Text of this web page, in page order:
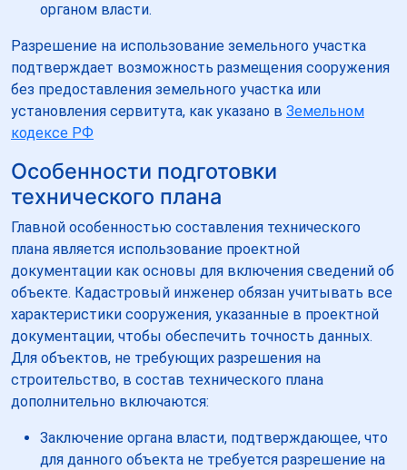
органом власти.
Разрешение на использование земельного участка
подтверждает возможность размещения сооружения
без предоставления земельного участка или
установления сервитута, как указано в Земельном
кодексе РФ
Особенности подготовки
технического плана
Главной особенностью составления технического
плана является использование проектной
документации как основы для включения сведений об
объекте. Кадастровый инженер обязан учитывать все
характеристики сооружения, указанные в проектной
документации, чтобы обеспечить точность данных.
Для объектов, не требующих разрешения на
строительство, в состав технического плана
дополнительно включаются:
Заключение органа власти, подтверждающее, что
для данного объекта не требуется разрешение на